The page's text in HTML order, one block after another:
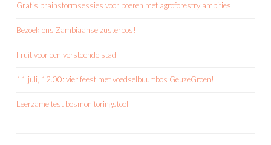
Gratis brainstormsessies voor boeren met agroforestry ambities
Bezoek ons Zambiaanse zusterbos!
Fruit voor een versteende stad
11 juli, 12.00: vier feest met voedselbuurtbos GeuzeGroen!
Leerzame test bosmonitoringstool